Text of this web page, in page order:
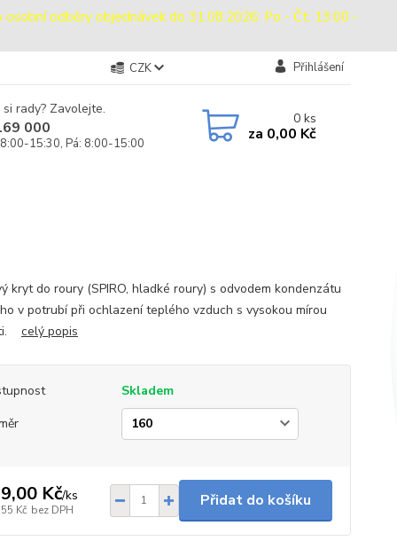
osobní odběry objednávek do 31.08.2026: Po - Čt: 13:00 -
CZK Přihlášení
rady? Zavolejte.
000
15:30, Pá: 8:00-15:00
0ks
za 0,00 Kč
kryt do roury (SPIRO, hladké roury) s odvodem kondenzátu
v potrubí při ochlazení teplého vzduch s vysokou mírou
celý popis
Skladem
Kč/ks
Kč bez DPH
Přidat do košíku